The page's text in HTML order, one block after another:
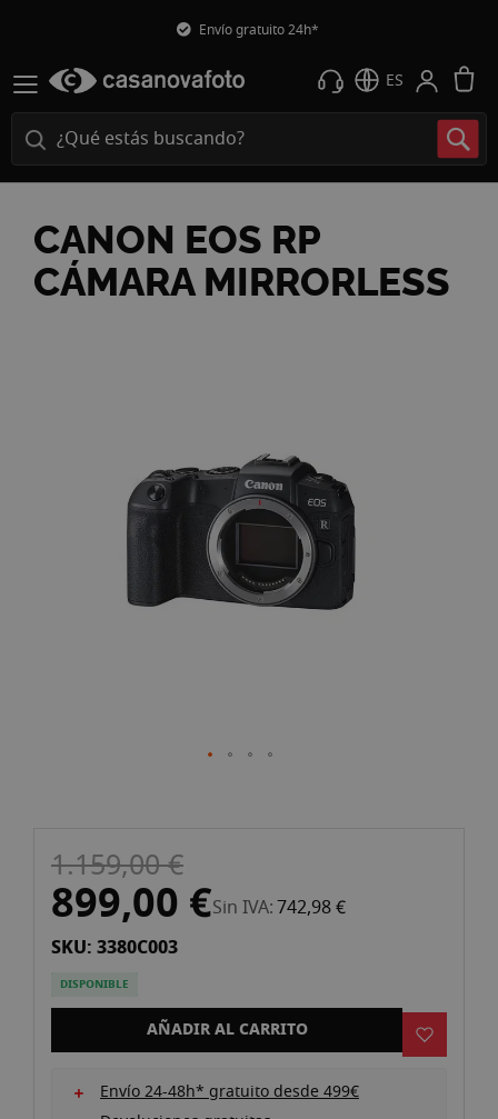
Envío gratuito 24h*
ES
CANON EOS RP
CÁMARA MIRRORLESS
comienzo
de
galería
imágenes
1.159,00 €
899,00 €Sin IVA 742,98 €
SKU: 3380C003
DISPONIBLE
AÑADIR AL CARRITO
Envío 24-48h* gratuito desde 499€